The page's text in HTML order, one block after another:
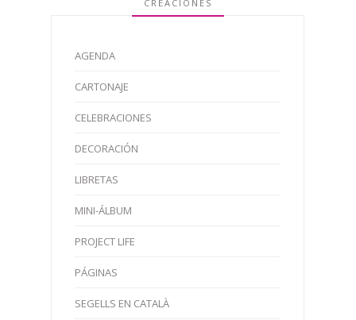
CREACIONES
AGENDA
CARTONAJE
CELEBRACIONES
DECORACIÓN
LIBRETAS
MINI-ÁLBUM
PROJECT LIFE
PÁGINAS
SEGELLS EN CATALÀ